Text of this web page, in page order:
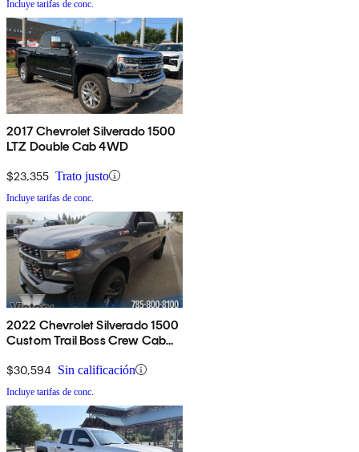
Incluye tarifas de conc.
2017 Chevrolet Silverado 1500
LTZ Double Cab 4WD
$23,355 Trato justo
Incluye tarifas de conc.
2022 Chevrolet Silverado 1500
Custom Trail Boss Crew Cab
$30,594 Sin calificación
Incluye tarifas de conc.